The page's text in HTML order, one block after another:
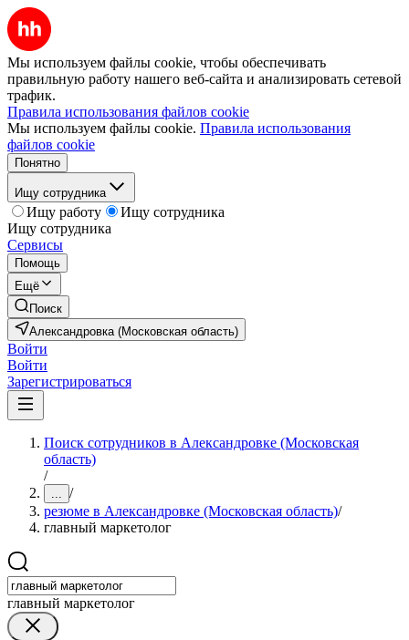
Мы используем файлы cookie, чтобы обеспечивать
правильную работу нашего веб-сайта и анализировать сетевой
трафик.
Правила использования файлов cookie
Мы используем файлы cookie. Правила использования
файлов cookie
Понятно
Ищу сотрудника
Ищу работу
Ищу сотрудника
Ищу сотрудника
Сервисы
Помощь
Ещё
Поиск
Александровка (Московская область)
Войти
Войти
Зарегистрироваться
Поиск сотрудников в Александровке (Московская
область)
/
... /
резюме в Александровке (Московская область)/
главный маркетолог
главный маркетолог